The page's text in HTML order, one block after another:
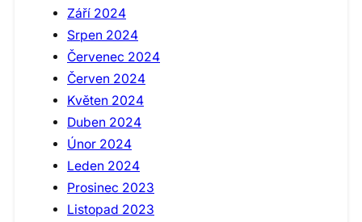
Září 2024
Srpen 2024
Červenec 2024
Červen 2024
Květen 2024
Duben 2024
Únor 2024
Leden 2024
Prosinec 2023
Listopad 2023